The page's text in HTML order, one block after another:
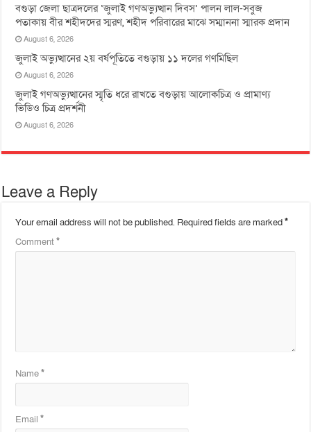
বগুড়া জেলা ছাত্রদলের ‘জুলাই গণঅভ্যুত্থান দিবস’ পালন লাল-সবুজ
পতাকায় বীর শহীদদের স্মরণ, শহীদ পরিবারের মাঝে সম্মাননা স্মারক প্রদান
August 6, 2026
জুলাই অভ্যুত্থানের ২য় বর্ষপূতিতে বগুড়ায় ১১ দলের গণমিছিল
August 6, 2026
জুলাই গণঅভ্যুত্থানের স্মৃতি ধরে রাখতে বগুড়ায় আলোকচিত্র ও প্রামাণ্য
ভিডিও চিত্র প্রদর্শনী
August 6, 2026
Leave a Reply
Your email address will not be published. Required fields are marked*
Comment*
Name*
Email*